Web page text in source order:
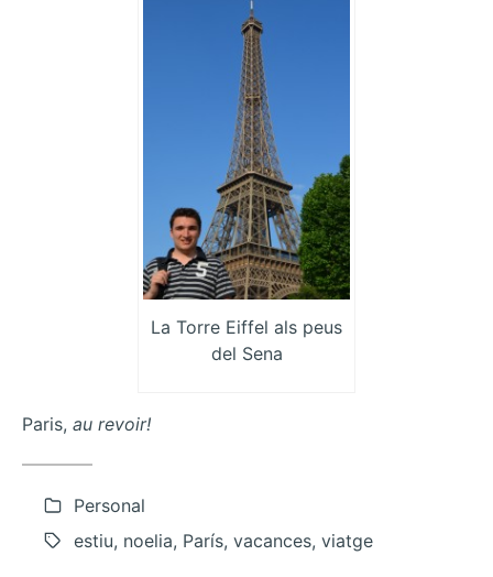
La Torre Eiffel als peus
del Sena
Paris, au revoir!
Personal
estiu, noelia, París, vacances, viatge